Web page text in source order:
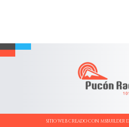
SITIO WEB CREADO CON MSBUILDER